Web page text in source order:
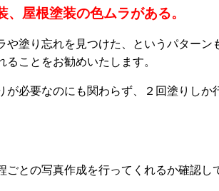
屋根塗装の色ムラがある。
や塗り忘れを見つけた、というパターン
ことをお勧めいたします。
が必要なのにも関わらず、２回塗りしか
との写真作成を行ってくれるか確認し